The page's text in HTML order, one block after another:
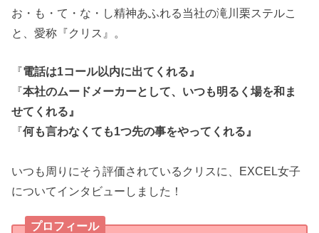
お・も・て・な・し精神あふれる当社の滝川栗ステルこ
と、愛称『クリス』。
『電話は1コール以内に出てくれる』
『本社のムードメーカーとして、いつも明るく場を和ま
せてくれる』
『何も言わなくても1つ先の事をやってくれる』
いつも周りにそう評価されているクリスに、EXCEL女子
についてインタビューしました！
プロフィール